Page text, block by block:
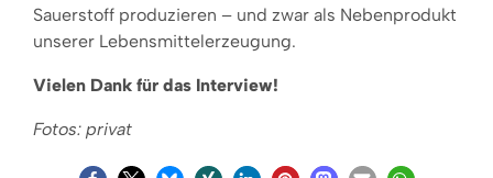
Sauerstoff produzieren – und zwar als Nebenprodukt
unserer Lebensmittelerzeugung.
Vielen Dank für das Interview!
Fotos: privat